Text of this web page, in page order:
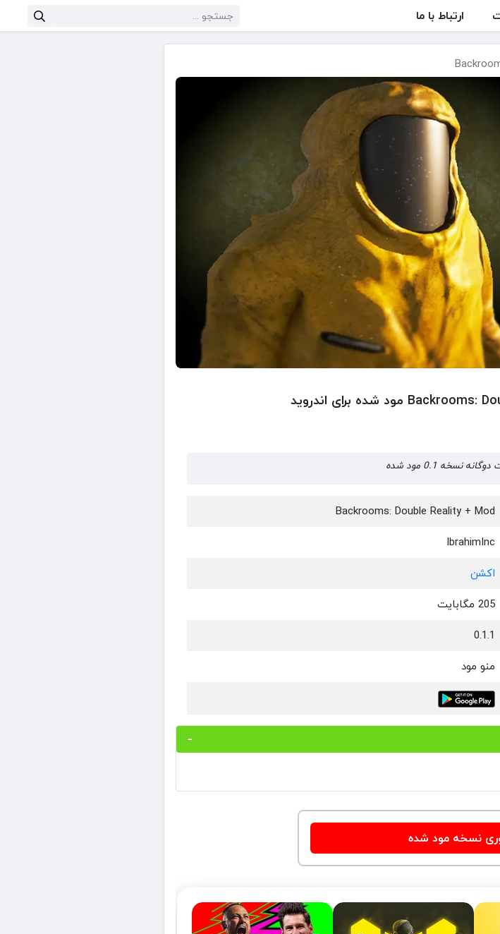
ارتباط با ما
Backrooms: Double Reality + Mod
IbrahimInc
اکشن
205 مگابایت
0.1.1
منو مود
نسخه مود شده